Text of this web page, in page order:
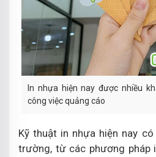
In nhựa hiện nay được nhiều
công việc quảng cáo
Kỹ thuật in nhựa hiện nay
trường, từ các phương pháp